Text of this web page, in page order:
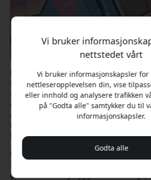
Mindre refleksjoner i alle miljøer
En av de mest iøynefallende
skjermbeskyttelsen påvirker
overflaten reduserer effektivt forstyrrende
at du kan arbeide komfortabelt også i
Dette er særlig verdifullt for studenter og
trenger å bruke sin iPad Mini i varierte
Enkel montering uten trøbbel
Skjermbeskyttelsen leveres i en praktisk
gir ekstra verdi og trygghet.
Vi bruker
nettstedet vårt
Vi bruker informasjonskapsler
nettleseropplevelsen din, vise
eller innhold og analysere trafikken
på "Godta alle" samtykker du til
informasjonskapsler.
Godta alle